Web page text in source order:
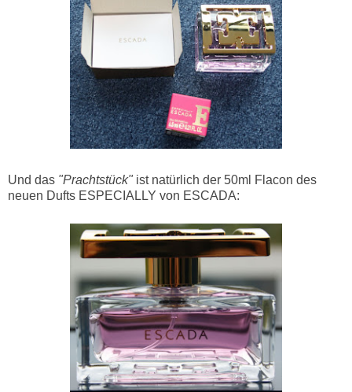
Und das "Prachtstück"ist natürlich der 50ml Flacon des
neuen Dufts ESPECIALLY von ESCADA: